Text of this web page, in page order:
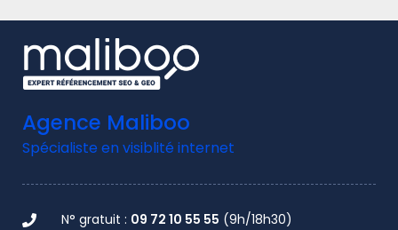
Agence Maliboo
Spécialiste en visiblité internet
N° gratuit : 09 72 10 55 55 (9h/18h30)